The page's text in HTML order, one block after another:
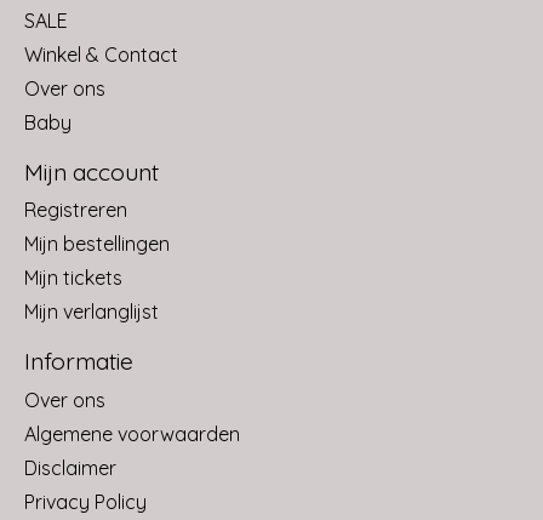
SALE
Winkel & Contact
Over ons
Baby
Mijn account
Registreren
Mijn bestellingen
Mijn tickets
Mijn verlanglijst
Informatie
Over ons
Algemene voorwaarden
Disclaimer
Privacy Policy